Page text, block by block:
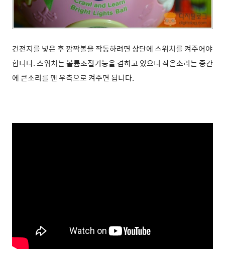
건전지를 넣은 후 깜짝볼을 작동하려면 상단에 스위치를 켜주어야
합니다. 스위치는 볼륨조절기능을 겸하고 있으니 작은소리는 중간
에 큰소리를 맨 우측으로 켜주면 됩니다.